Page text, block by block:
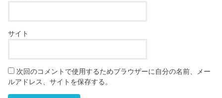
サイト
次回のコメントで使用するためブラウザーに自分の名前、メー
ルアドレス、サイトを保存する。